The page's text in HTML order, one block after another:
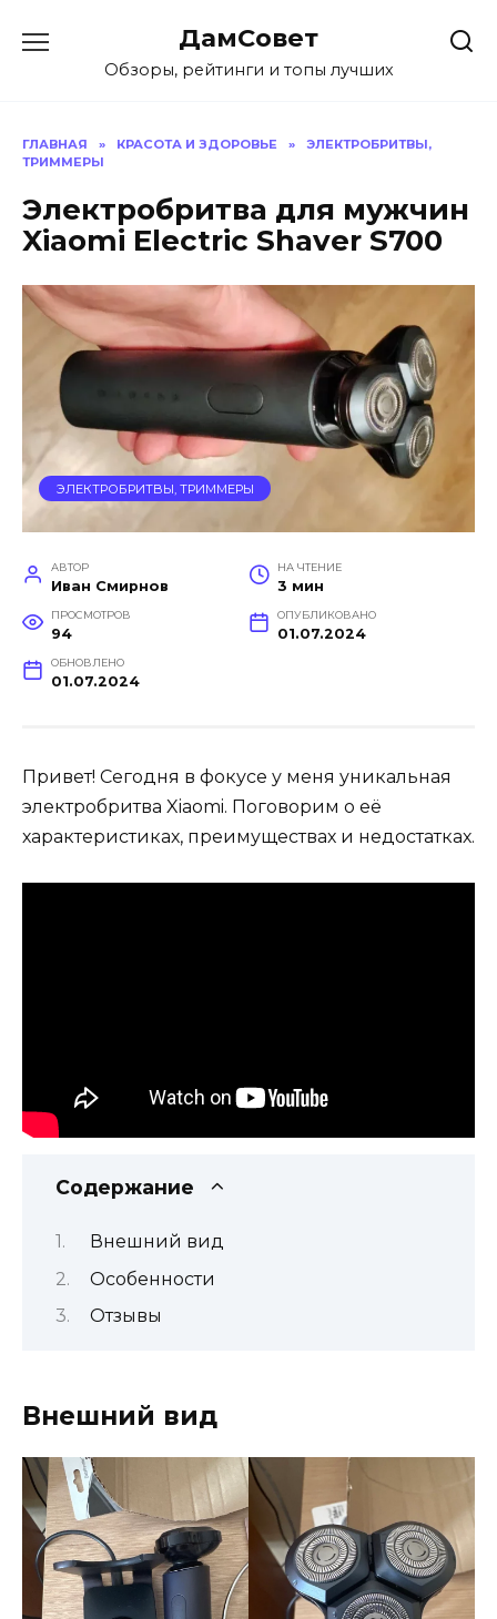
содержанию
ДамСовет
Обзоры, рейтинги и топы лучших
ГЛАВНАЯ » КРАСОТА И ЗДОРОВЬЕ »
ЭЛЕКТРОБРИТВЫ,
ТРИММЕРЫ
Электробритва для мужчин
Xiaomi Electric Shaver S700
ЭЛЕКТРОБРИТВЫ, ТРИММЕРЫ
АВТОР
Иван Смирнов
НА ЧТЕНИЕ
3 мин
ПРОСМОТРОВ
94
ОПУБЛИКОВАНО
01.07.2024
ОБНОВЛЕНО
01.07.2024
Привет! Сегодня в фокусе у меня уникальная
электробритва Xiaomi. Поговорим о её
характеристиках, преимуществах и недостатках.
Содержание
Внешний вид
Особенности
Отзывы
Внешний вид